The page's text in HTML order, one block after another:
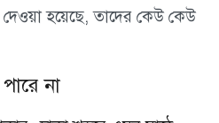
হয়েছে, তাদের কেউ কেউ
না